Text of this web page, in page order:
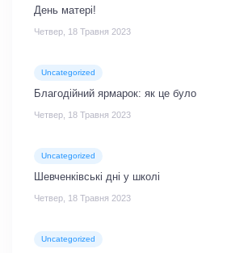
День матері!
Четвер, 18 Травня 2023
Uncategorized
Благодійний ярмарок: як це було
Четвер, 18 Травня 2023
Uncategorized
Шевченківські дні у школі
Четвер, 18 Травня 2023
Uncategorized